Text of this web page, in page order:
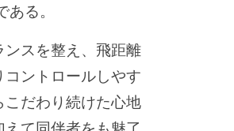
る。
スを整え、飛距離
ントロールしやす
だわり続けた心地